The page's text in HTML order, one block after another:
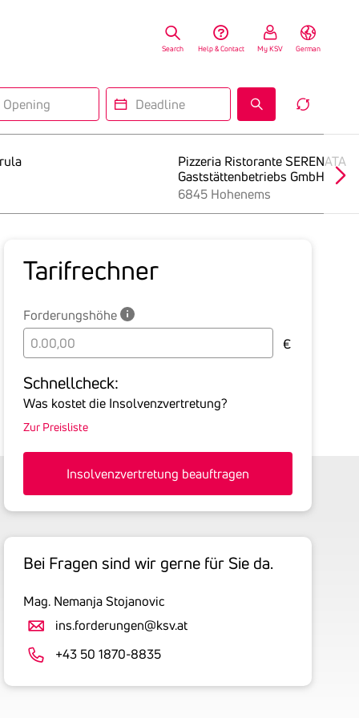
Search Help & Contact My KSV German
Deadline
Search
Pizzeria Ristorante SERENATA
Gaststättenbetriebs GmbH
6845 Hohenems
Tarif­rechner
Forderungshöhe
die
aller
offenen
inklusive
Umsatzsteuer
an.
tatsächlich
€
Schnell­check:
Was kostet die Insolvenzvertretung?
Zur Preisliste
Insolvenzvertretung beauftragen
Bei Fragen sind wir gerne für Sie da.
Mag. Nemanja Stojanovic
ins.forderungen@ksv.at
+43 50 1870-8835